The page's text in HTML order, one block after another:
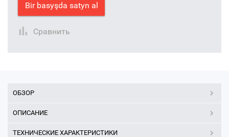
Bir basyşda satyn al
Сравнить
ОБЗОР
ОПИСАНИЕ
ТЕХНИЧЕСКИЕ ХАРАКТЕРИСТИКИ